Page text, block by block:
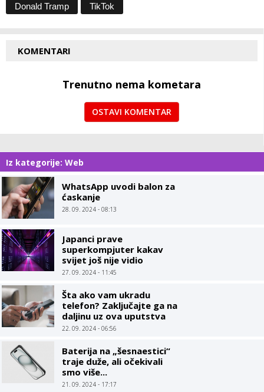
Donald Tramp TikTok
KOMENTARI
Trenutno nema kometara
OSTAVI KOMENTAR
Iz kategorije: Web
WhatsApp uvodi balon za
ćaskanje
28. 09. 2024 - 08:13
Japanci prave
superkompjuter kakav
svijet još nije vidio
27. 09. 2024 - 11:45
Šta ako vam ukradu
telefon? Zaključajte ga na
daljinu uz ova uputstva
22. 09. 2024 - 06:56
Baterija na „šesnaestici“
traje duže, ali očekivali
smo više...
21. 09. 2024 - 17:17